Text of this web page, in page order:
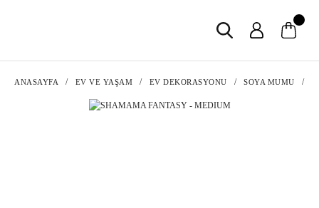
ANASAYFA EV VE YAŞAM EV DEKORASYONU SOYA MUMU